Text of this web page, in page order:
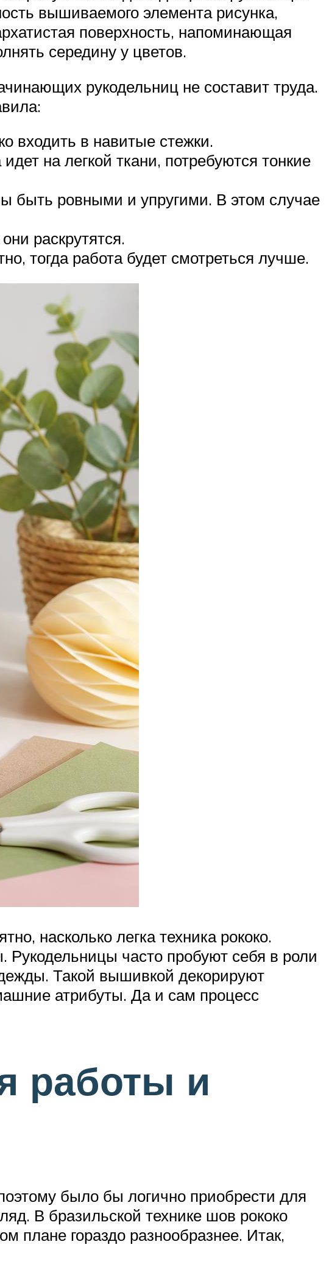
вышиваемого элемента рисунка,
поверхность, напоминающая
середину у цветов.
рукодельниц не составит труда.
входить в навитые стежки.
на легкой ткани, потребуются тонкие
быть ровными и упругими. В этом случае
раскрутятся.
тогда работа будет смотреться лучше.
насколько легка техника рококо.
часто пробуют себя в роли
Такой вышивкой декорируют
атрибуты. Да и сам процесс
работы и
было бы логично приобрести для
В бразильской технике шов рококо
плане гораздо разнообразнее. Итак,